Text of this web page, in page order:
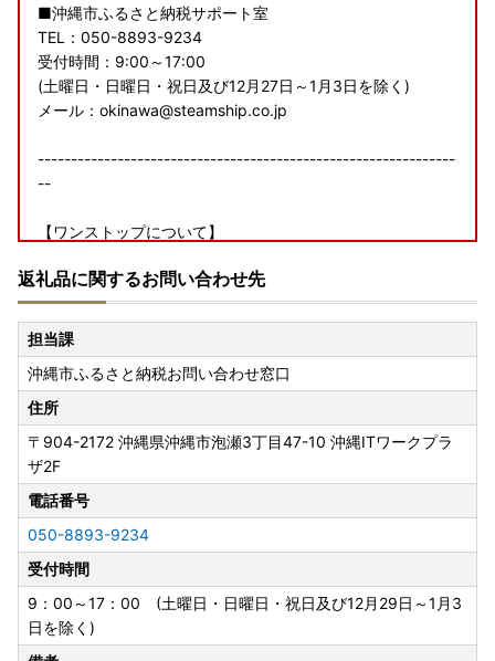
■沖縄市ふるさと納税サポート室
TEL：050-8893-9234
受付時間：9:00～17:00
(土曜日・日曜日・祝日及び12月27日～1月3日を除く)
メール：okinawa@steamship.co.jp
---------------------------------------------------------------
--
【ワンストップについて】
です。添付書類と合わせて期限内に下記へご郵送下さい。
〒904-8501
沖縄県沖縄市仲宗根町26－1
沖縄市役所 経済文化部 観光スポーツ振興課 宛
▼▼▼下記よりダウンロード頂けます▼▼▼
・ワンストップ特例申請書
https://okifuru.com/onestop.pdf
・ワンストップ特例申請 添付書類貼付用紙、記入例
https://okifuru.com/onestop_doc.pdf
---------------------------------------------------------------
--
返礼品に関するお問い合わせ先
担当課
沖縄市ふるさと納税お問い合わせ窓口
住所
〒904-2172 沖縄県沖縄市泡瀬3丁目47-10 沖縄ITワークプラ
ザ2F
電話番号
050-8893-9234
受付時間
9：00～17：00 (土曜日・日曜日・祝日及び12月29日～1月3
日を除く)